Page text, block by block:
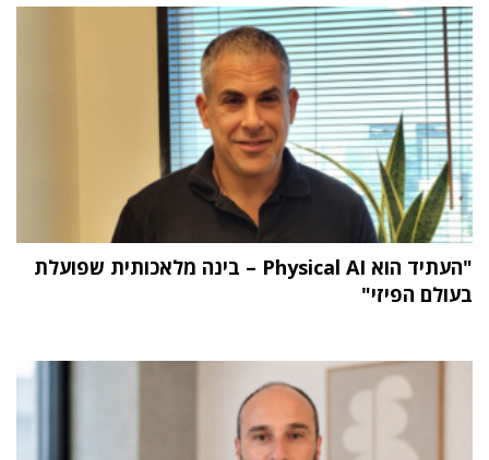
"העתיד הוא Physical AI – בינה מלאכותית שפועלת
בעולם הפיזי"